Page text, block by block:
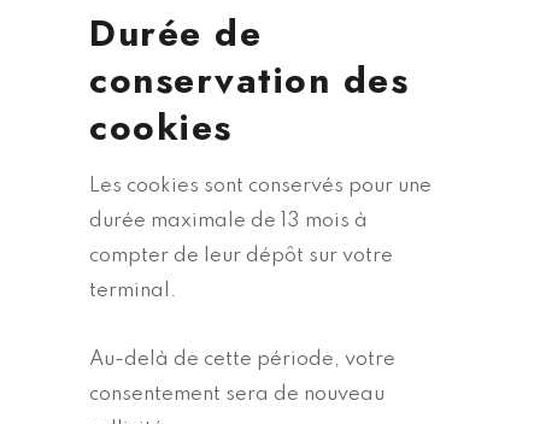
Durée de
conservation des
cookies
Les cookies sont conservés pour une
durée maximale de 13 mois à
compter de leur dépôt sur votre
terminal.
Au-delà de cette période, votre
consentement sera de nouveau